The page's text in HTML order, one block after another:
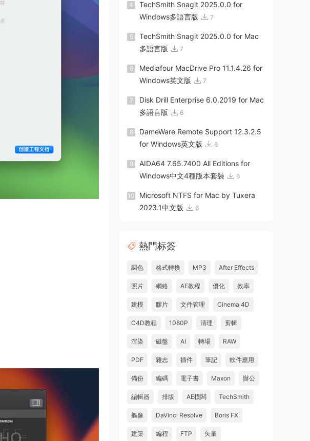
4
TechSmith Snagit 2025.0.0 for
Windows多語言版
7
5
TechSmith Snagit 2025.0.0 for Mac
多語言版
7
6
Mediafour MacDrive Pro 11.1.4.26 for
Windows英文版
7
7
Disk Drill Enterprise 6.0.2019 for Mac
多語言版
6
8
DameWare Remote Support 12.3.2.5
for Windows英文版
6
9
AIDA64 7.65.7400 All Editions for
Windows中文4種版本套裝
6
10
Microsoft NTFS for Mac by Tuxera
2023.1中文版
6
熱門标簽
調色 格式轉換 MP3 After Effects
照片 網絡 AE教程 優化 效率
建模 膠片 文件管理 Cinema 4D
C4D教程 1080P 清理 剪輯
渲染 磁盤 AI 轉場 RAW
PDF 雜志 插件 筆記 軟件應用
備份 編碼 電子書 Maxon 辦公
編輯器 排版 AE模闆 TechSmith
摳像 DaVinci Resolve Boris FX
建築 編程 FTP 矢量